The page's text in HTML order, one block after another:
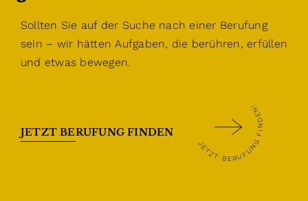
Sollten Sie auf der Suche nach einer Berufung
sein – wir hätten Aufgaben, die berühren, erfüllen
und etwas bewegen.
JETZT BERUFUNG FINDEN JETZT BERUFUNG FINDEN!